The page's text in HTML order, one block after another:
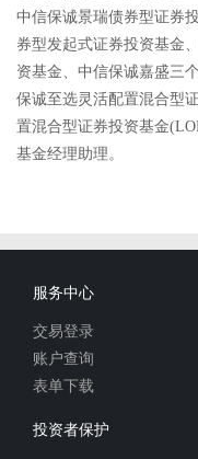
中信保诚景瑞债券型证券
券型发起式证券投资基金
资基金、中信保诚嘉盛三
保诚至选灵活配置混合型
置混合型证券投资基金
基金经理助理。
服务中心
交易登录
账户查询
表单下载
投资者保护